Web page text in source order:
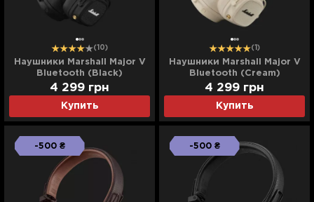
(10)
Наушники Marshall Major V
Bluetooth (Black)
Купить
4 299 грн
(1)
Наушники Marshall Major V
Bluetooth (Cream)
Купить
4 299 грн
-500 ₴ -500 ₴